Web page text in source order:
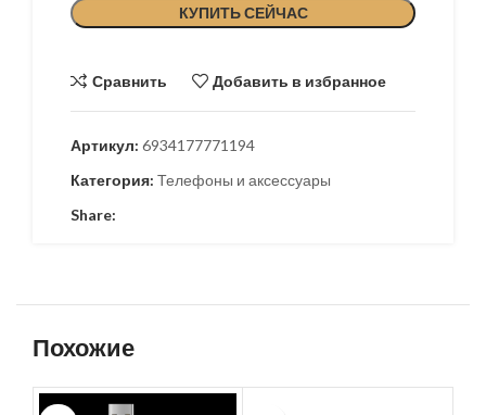
КУПИТЬ СЕЙЧАС
Сравнить Добавить в избранное
Артикул: 6934177771194
Категория: Телефоны и аксессуары
Share:
Похожие